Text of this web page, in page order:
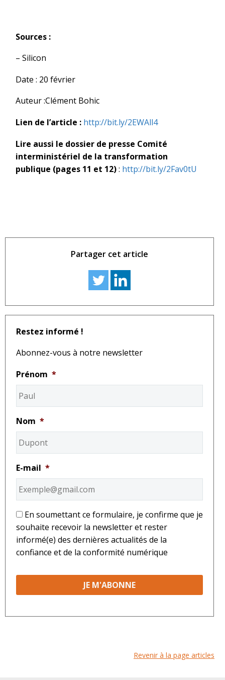
Sources :
– Silicon
Date : 20 février
Auteur :Clément Bohic
Lien de l’article : http://bit.ly/2EWAll4
Lire aussi le dossier de presse Comité
interministériel de la transformation
publique (pages 11 et 12): http://bit.ly/2Fav0tU
Partager cet article
Restez informé !
Abonnez-vous à notre newsletter
Prénom *
Nom *
E-mail *
* En soumettant ce formulaire, je confirme que je
souhaite recevoir la newsletter et rester
informé(e) des dernières actualités de la
confiance et de la conformité numérique
Revenir à la page articles